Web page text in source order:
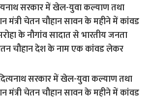
सरकार में खेल-युवा कल्याण तथा
मंत्री चेतन चौहान सावन के महीने में कांवड
के नौगांव सादात से भारतीय जनता
चौहान देश के नाम एक कांवड लेकर